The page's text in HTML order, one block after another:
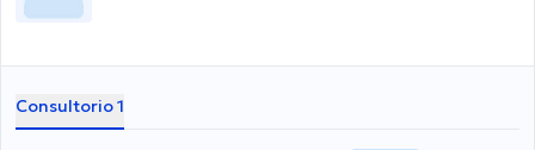
Consultorio 1